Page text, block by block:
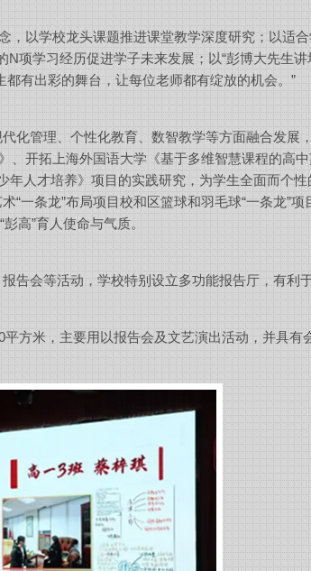
，以学校龙头课题推进课堂教学深度研究；以适
N项学习经历促进学子未来发展；以“彭博大先生讲
有出彩的舞台，让每位老师都有绽放的机会。”
化管理、个性化教育、数智教学等方面融合发展
、开拓上海外国语大学《基于多维智慧课程的高
年人才培养》项目的实践研究，为学生全面而个
一条龙”布局项目校和区篮球和羽毛球“一条龙”
彭高”育人使命与气质。
告会等活动，学校特别设立多功能报告厅，有利
平方米，主要用以报告会及文艺演出活动，并具有